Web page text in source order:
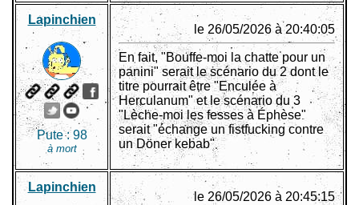
Lapinchien
Pute :98
à mort
le 26/05/2026 à 20:40:05
En fait, "Bouffe-moi la chatte pour un
panini" serait le scénario du 2 dont le
titre pourrait être "Enculée à
Herculanum" et le scénario du 3
"Lèche-moi les fesses à Éphèse"
serait "échange un fistfucking contre
un Döner kebab"
Lapinchien
le 26/05/2026 à 20:45:15